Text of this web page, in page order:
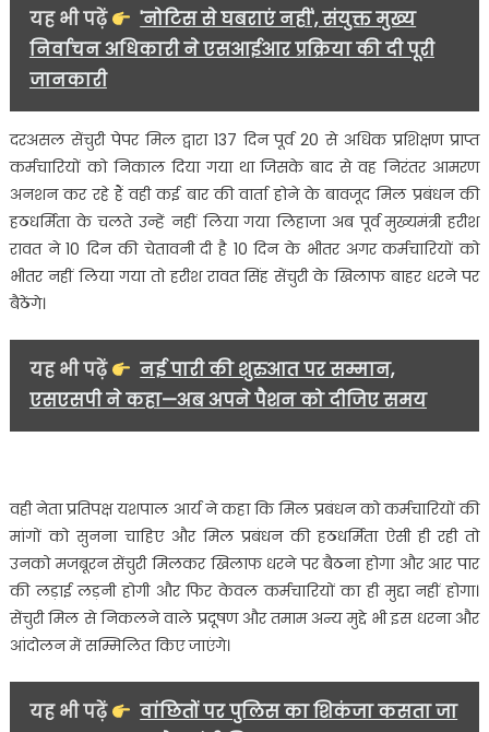
यह भी पढ़ें
'नोटिस से घबराएं नहीं', संयुक्त मुख्य
निर्वाचन अधिकारी ने एसआईआर प्रक्रिया की दी पूरी
जानकारी
दरअसल सेंचुरी पेपर मिल द्वारा 137 दिन पूर्व 20 से अधिक प्रशिक्षण प्राप्त
कर्मचारियों को निकाल दिया गया था जिसके बाद से वह निरंतर आमरण
अनशन कर रहे हैं वही कई बार की वार्ता होने के बावजूद मिल प्रबंधन की
हठधर्मिता के चलते उन्हें नहीं लिया गया लिहाजा अब पूर्व मुख्यमंत्री हरीश
रावत ने 10 दिन की चेतावनी दी है 10 दिन के भीतर अगर कर्मचारियों को
भीतर नहीं लिया गया तो हरीश रावत सिंह सेंचुरी के खिलाफ बाहर धरने पर
बैठेंगे।
यह भी पढ़ें
नई पारी की शुरुआत पर सम्मान,
एसएसपी ने कहा—अब अपने पैशन को दीजिए समय
वही नेता प्रतिपक्ष यशपाल आर्य ने कहा कि मिल प्रबंधन को कर्मचारियों की
मांगों को सुनना चाहिए और मिल प्रबंधन की हठधर्मिता ऐसी ही रही तो
उनको मजबूरन सेंचुरी मिलकर खिलाफ धरने पर बैठना होगा और आर पार
की लड़ाई लड़नी होगी और फिर केवल कर्मचारियों का ही मुद्दा नहीं होगा।
सेंचुरी मिल से निकलने वाले प्रदूषण और तमाम अन्य मुद्दे भी इस धरना और
आंदोलन में सम्मिलित किए जाएंगे।
यह भी पढ़ें
वांछितों पर पुलिस का शिकंजा कसता जा